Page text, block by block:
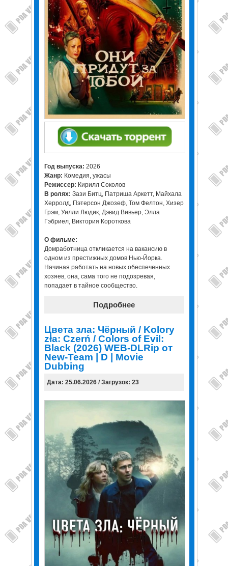
Год выпуска: 2026
Жанр: Комедия, ужасы
Режиссер: Кирилл Соколов
В ролях: Зази Битц, Патриша Аркетт, Майхала
Херролд, Пэтерсон Джозеф, Том Фелтон, Хизер
Грэм, Уилли Людик, Дэвид Вивьер, Элла
Гэбриел, Виктория Короткова
О фильме:
Домработница откликается на вакансию в
одном из престижных домов Нью-Йорка.
Начиная работать на новых обеспеченных
хозяев, она, сама того не подозревая,
попадает в тайное сообщество.
Подробнее
Цвета зла: Чёрный / Kolory
zła: Czerń / Colors of Evil:
Black (2026) WEB-DLRip от
New-Team | D | Movie
Dubbing
Дата: 25.06.2026 / Загрузок: 23